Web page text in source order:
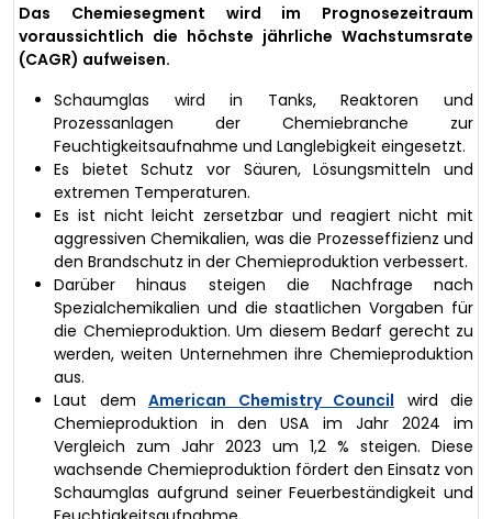
Das Chemiesegment wird im Prognosezeitraum
voraussichtlich die höchste jährliche Wachstumsrate
(CAGR) aufweisen.
Schaumglas wird in Tanks, Reaktoren und
Prozessanlagen der Chemiebranche zur
Feuchtigkeitsaufnahme und Langlebigkeit eingesetzt.
Es bietet Schutz vor Säuren, Lösungsmitteln und
extremen Temperaturen.
Es ist nicht leicht zersetzbar und reagiert nicht mit
aggressiven Chemikalien, was die Prozesseffizienz und
den Brandschutz in der Chemieproduktion verbessert.
Darüber hinaus steigen die Nachfrage nach
Spezialchemikalien und die staatlichen Vorgaben für
die Chemieproduktion. Um diesem Bedarf gerecht zu
werden, weiten Unternehmen ihre Chemieproduktion
aus.
Laut dem American Chemistry Council wird die
Chemieproduktion in den USA im Jahr 2024 im
Vergleich zum Jahr 2023 um 1,2 % steigen. Diese
wachsende Chemieproduktion fördert den Einsatz von
Schaumglas aufgrund seiner Feuerbeständigkeit und